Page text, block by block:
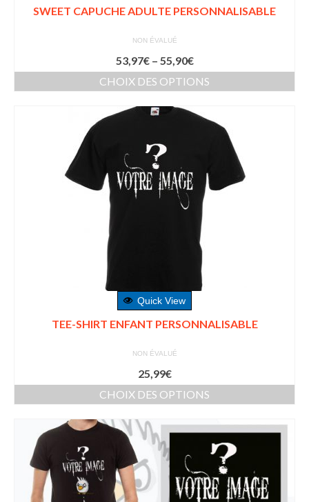
SWEET CAPUCHE ADULTE PERSONNALISABLE
NON ÉVALUÉ
53,97€– 55,90€
CHOIX DES OPTIONS
Quick View
TEE-SHIRT ENFANT PERSONNALISABLE
NON ÉVALUÉ
25,99€
CHOIX DES OPTIONS